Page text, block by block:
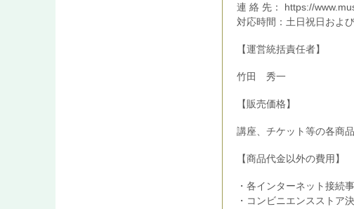
連 絡 先：
https://
対応時間：土日祝日およ
【運営統括責任者】
竹田 秀一
【販売価格】
講座、チケット等の各商
【商品代金以外の費用】
・各インターネット接続
・コンビニエンスストア